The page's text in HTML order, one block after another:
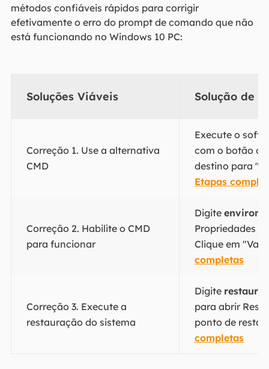
métodos confiáveis rápidos para corrigir
efetivamente o erro do prompt de comando que não
está funcionando no Windows 10 PC:
Soluções Viáveis Solução de
Correção 1. Use a alternativa
CMD
Execute o
com o botão
destino para
Etapas
Correção 2. Habilite o CMD
para funcionar
Digite environ
Propriedades
Clique em
completas
Correção 3. Execute a
restauração do sistema
Digite
para abrir
ponto de
completas